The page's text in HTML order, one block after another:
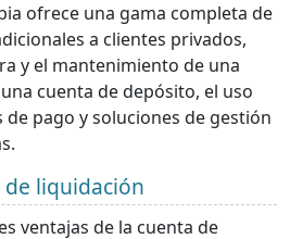
ofrece una gama completa de
a clientes privados,
y el mantenimiento de una
cuenta de depósito, el uso
pago y soluciones de gestión
liquidación
ventajas de la cuenta de